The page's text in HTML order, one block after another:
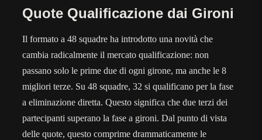
Quote Qualificazione dai Gironi
Il formato a 48 squadre ha introdotto una novità che
cambia radicalmente il mercato qualificazione: non
passano solo le prime due di ogni girone, ma anche le 8
migliori terze. Su 48 squadre, 32 si qualificano per la fase
a eliminazione diretta. Questo significa che due terzi dei
partecipanti superano la fase a gironi. Dal punto di vista
delle quote, questo comprime drammaticamente le